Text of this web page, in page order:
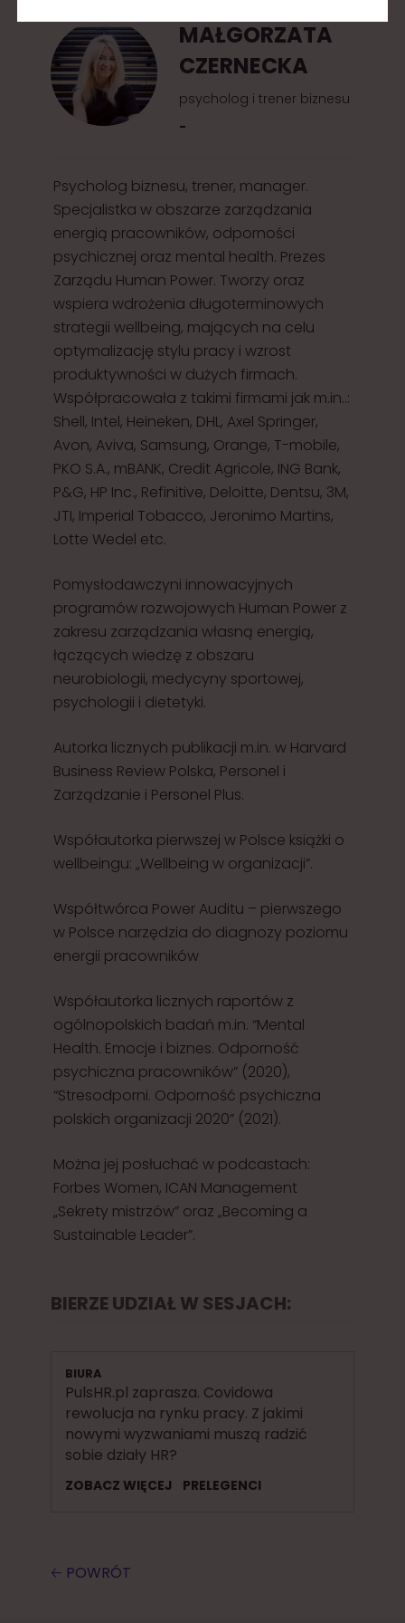
MAŁGORZATA
CZERNECKA
psycholog i trener biznesu
-
Psycholog biznesu, trener, manager.
Specjalistka w obszarze zarządzania
energią pracowników, odporności
psychicznej oraz mental health. Prezes
Zarządu Human Power. Tworzy oraz
wspiera wdrożenia długoterminowych
strategii wellbeing, mających na celu
optymalizację stylu pracy i wzrost
produktywności w dużych firmach.
Współpracowała z takimi firmami jak m.in..:
Shell, Intel, Heineken, DHL, Axel Springer,
Avon, Aviva, Samsung, Orange, T-mobile,
PKO S.A., mBANK, Credit Agricole, ING Bank,
P&G, HP Inc., Refinitive, Deloitte, Dentsu, 3M,
JTI, Imperial Tobacco, Jeronimo Martins,
Lotte Wedel etc.
Pomysłodawczyni innowacyjnych
programów rozwojowych Human Power z
zakresu zarządzania własną energią,
łączących wiedzę z obszaru
neurobiologii, medycyny sportowej,
psychologii i dietetyki.
Autorka licznych publikacji m.in. w Harvard
Business Review Polska, Personel i
Zarządzanie i Personel Plus.
Współautorka pierwszej w Polsce książki o
wellbeingu: „Wellbeing w organizacji”.
Współtwórca Power Auditu – pierwszego
w Polsce narzędzia do diagnozy poziomu
energii pracowników
Współautorka licznych raportów z
ogólnopolskich badań m.in. “Mental
Health. Emocje i biznes. Odporność
psychiczna pracowników” (2020),
“Stresodporni. Odporność psychiczna
polskich organizacji 2020” (2021).
Można jej posłuchać w podcastach:
Forbes Women, ICAN Management
„Sekrety mistrzów” oraz „Becoming a
Sustainable Leader”.
BIERZE UDZIAŁ W SESJACH:
BIURA
PulsHR.pl zaprasza. Covidowa
rewolucja na rynku pracy. Z jakimi
nowymi wyzwaniami muszą radzić
sobie działy HR?
ZOBACZ WIĘCEJ PRELEGENCI
🡠 POWRÓT